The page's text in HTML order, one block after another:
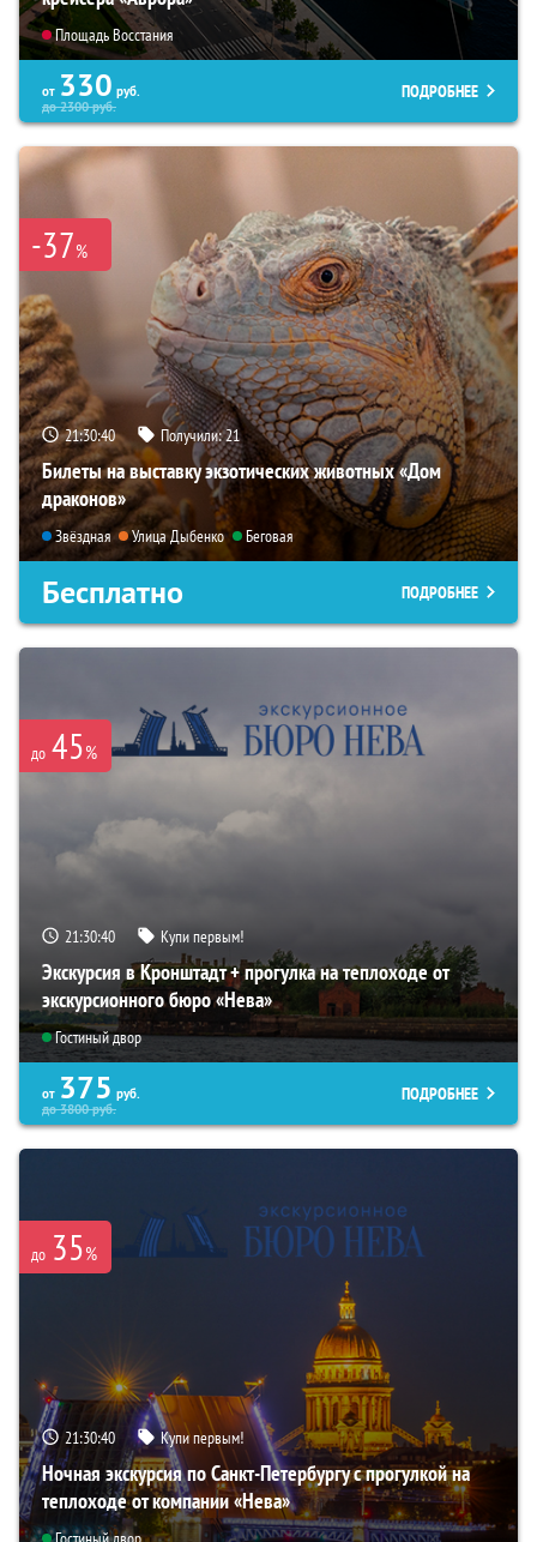
Площадь Восстания
от 330 руб.
до2300руб.
ПОДРОБНЕЕ
-37%
21:30:39 Получили:21
Билеты на выставку экзотических животных «Дом
драконов»
Звёздная Улица Дыбенко Беговая
Бесплатно ПОДРОБНЕЕ
до 45%
21:30:39 Купи первым!
Экскурсия в Кронштадт + прогулка на теплоходе от
экскурсионного бюро «Нева»
Гостиный двор
от 375 руб.
до3800руб.
ПОДРОБНЕЕ
до 35%
21:30:39 Купи первым!
Ночная экскурсия по Санкт-Петербургу с прогулкой на
теплоходе от компании «Нева»